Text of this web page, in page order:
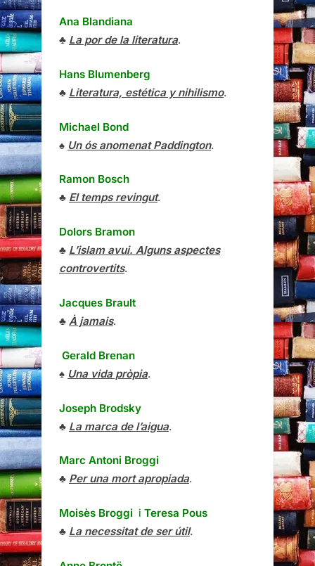
Ana Blandiana
♣ La por de la literatura.
Hans Blumenberg
♣ Literatura, estética y nihilismo.
Michael Bond
♠ Un ós anomenat Paddington.
Ramon Bosch
♣ El temps revingut.
Dolors Bramon
♣ L’islam avui. Alguns aspectes
controvertits.
Jacques Brault
♣ À jamais.
Gerald Brenan
♠ Una vida pròpia.
Joseph Brodsky
♣ La marca de l’aigua.
Marc Antoni Broggi
♣ Per una mort apropiada.
Moisès Broggi i Teresa Pous
♣ La necessitat de ser útil.